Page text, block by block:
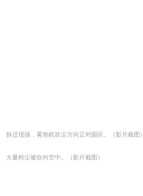
拆迁现场，雾炮机吹尘方向正对园区。（影片截图）
大量粉尘被吹向空中。（影片截图）